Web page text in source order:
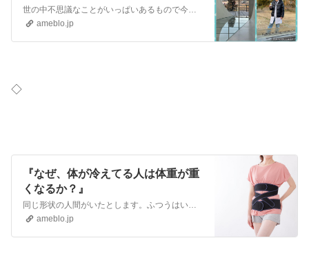
世の中不思議なことがいっぱいあるもので今までの常識を覆されることがいっぱいあります。 普通に考えたら冷たい水のほうが先に凍りそうですが・・熱い水のほうが先に凍…
ameblo.jp
◇
『なぜ、体が冷えてる人は体重が重
くなるか？』
同じ形状の人間がいたとします。ふつうはいないですが・・ Aさんの体温は３７度、Bさんの体温は３５度 サーどちらの人の体重が重いでしょうか？ 答えは Bさんで…
ameblo.jp